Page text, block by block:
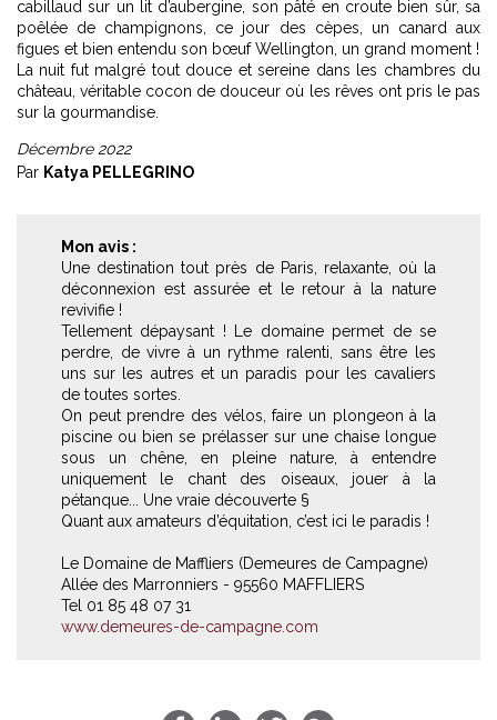
cabillaud sur un lit d’aubergine, son pâté en croute bien sûr, sa
poêlée de champignons, ce jour des cèpes, un canard aux
figues et bien entendu son bœuf Wellington, un grand moment !
La nuit fut malgré tout douce et sereine dans les chambres du
château, véritable cocon de douceur où les rêves ont pris le pas
sur la gourmandise.
Décembre 2022
Par Katya PELLEGRINO
Mon avis :
Une destination tout près de Paris, relaxante, où la
déconnexion est assurée et le retour à la nature
revivifie !
Tellement dépaysant ! Le domaine permet de se
perdre, de vivre à un rythme ralenti, sans être les
uns sur les autres et un paradis pour les cavaliers
de toutes sortes.
On peut prendre des vélos, faire un plongeon à la
piscine ou bien se prélasser sur une chaise longue
sous un chêne, en pleine nature, à entendre
uniquement le chant des oiseaux, jouer à la
pétanque... Une vraie découverte §
Quant aux amateurs d’équitation, c’est ici le paradis !
Le Domaine de Maffliers (Demeures de Campagne)
Allée des Marronniers - 95560 MAFFLIERS
Tel 01 85 48 07 31
www.demeures-de-campagne.com